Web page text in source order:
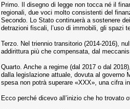
Primo. Il disegno di legge non tocca né il
regionali, due voci molto consistenti del
Secondo. Lo Stato continuerà a sostenere
detrazioni fiscali, l’uso di immobili, gli spazi
Terzo. Nel triennio transitorio (2014-2016),
addirittura più che compensata, dal
Quarto. Anche a regime (dal 2017 o dal
dalla legislazione attuale, dovuta al governo
spesa non potrà superare «XXX», una cifra
Ecco perché dicevo all’inizio che ho trovato